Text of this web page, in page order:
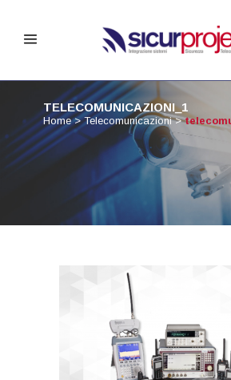
TELECOMUNICAZIONI_1
Home>Telecomunicazioni>